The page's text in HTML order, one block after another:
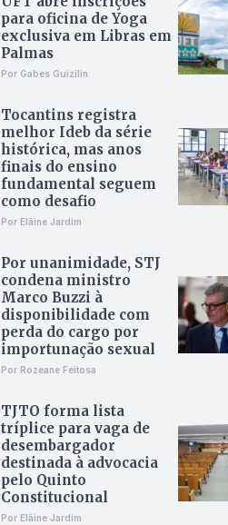
para oficina de Yoga
exclusiva em Libras em
Palmas
Por Gabes Guizilin
Tocantins registra
melhor Ideb da série
histórica, mas anos
finais do ensino
fundamental seguem
como desafio
Por Elâine Jardim
Por unanimidade, STJ
condena ministro
Marco Buzzi à
disponibilidade com
perda do cargo por
importunação sexual
Por Rozeane Feitosa
TJTO forma lista
tríplice para vaga de
desembargador
destinada à advocacia
pelo Quinto
Constitucional
Por Elâine Jardim